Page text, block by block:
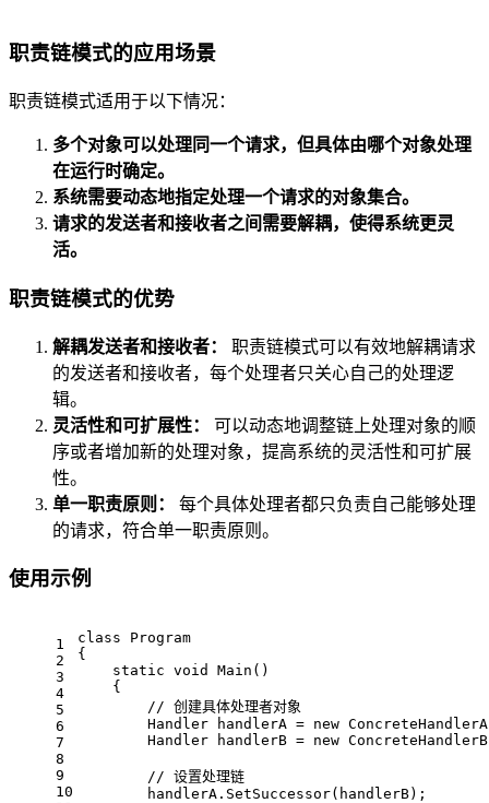
职责链模式的应用场景
职责链模式适用于以下情况：
多个对象可以处理同一个请求，但具体由哪个对象处理
在运行时确定。
系统需要动态地指定处理一个请求的对象集合。
请求的发送者和接收者之间需要解耦，使得系统更灵
活。
职责链模式的优势
解耦发送者和接收者：
职责链模式可以有效地解耦请求
的发送者和接收者，每个处理者只关心自己的处理逻
辑。
灵活性和可扩展性：
可以动态地调整链上处理对象的顺
序或者增加新的处理对象，提高系统的灵活性和可扩展
性。
单一职责原则：
每个具体处理者都只负责自己能够处理
的请求，符合单一职责原则。
使用示例
1
2
3
4
5
6
7
8
9
10
class
Program
{
static void Main ()
    {
// 创建具体处理者对象
        Handler handlerA =
new
        Handler handlerB =
new
// 设置处理链
        handlerA.SetSuccessor(handlerB);